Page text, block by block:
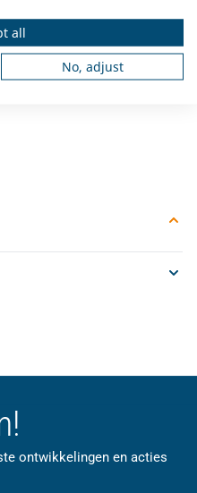
weservice en
ontwikkelingen en acties
all
No, adjust